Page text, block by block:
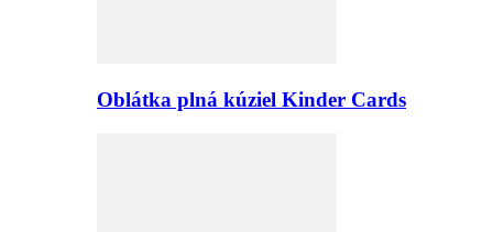
Oblátka plná kúziel Kinder Cards